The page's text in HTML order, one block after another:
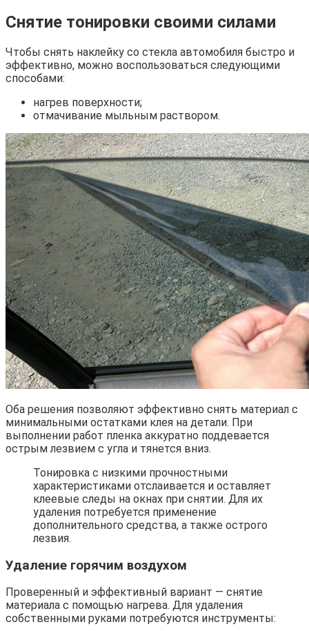
Снятие тонировки своими силами
Чтобы снять наклейку со стекла автомобиля быстро и
эффективно, можно воспользоваться следующими
способами:
нагрев поверхности;
отмачивание мыльным раствором.
Оба решения позволяют эффективно снять материал с
минимальными остатками клея на детали. При
выполнении работ пленка аккуратно поддевается
острым лезвием с угла и тянется вниз.
Тонировка с низкими прочностными
характеристиками отслаивается и оставляет
клеевые следы на окнах при снятии. Для их
удаления потребуется применение
дополнительного средства, а также острого
лезвия.
Удаление горячим воздухом
Проверенный и эффективный вариант — снятие
материала с помощью нагрева. Для удаления
собственными руками потребуются инструменты: